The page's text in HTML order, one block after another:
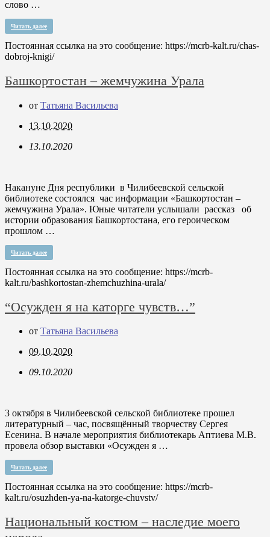
слово …
Читать далее
Постоянная ссылка на это сообщение: https://mcrb-kalt.ru/chas-
dobroj-knigi/
Башкортостан – жемчужина Урала
от Татьяна Васильева
13.10.2020
13.10.2020
Накануне Дня республики в Чилибеевской сельской
библиотеке состоялся час информации «Башкортостан –
жемчужина Урала». Юные читатели услышали рассказ об
истории образования Башкортостана, его героическом
прошлом …
Читать далее
Постоянная ссылка на это сообщение: https://mcrb-
kalt.ru/bashkortostan-zhemchuzhina-urala/
“Осужден я на каторге чувств…”
от Татьяна Васильева
09.10.2020
09.10.2020
3 октября в Чилибеевской сельской библиотеке прошел
литературный – час, посвящённый творчеству Сергея
Есенина. В начале мероприятия библиотекарь Аптиева М.В.
провела обзор выставки «Осужден я …
Читать далее
Постоянная ссылка на это сообщение: https://mcrb-
kalt.ru/osuzhden-ya-na-katorge-chuvstv/
Национальный костюм – наследие моего